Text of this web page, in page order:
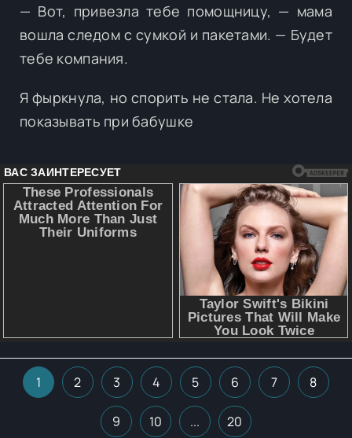
— Вот, привезла тебе помощницу, — мама
вошла следом с сумкой и пакетами. — Будет
тебе компания.
Я фыркнула, но спорить не стала. Не хотела
показывать при бабушке
1 2 3 4 5 6 7 8
9 10 ... 20